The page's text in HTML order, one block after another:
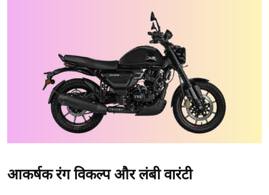
आकर्षक रंग विकल्प और लंबी वारंटी